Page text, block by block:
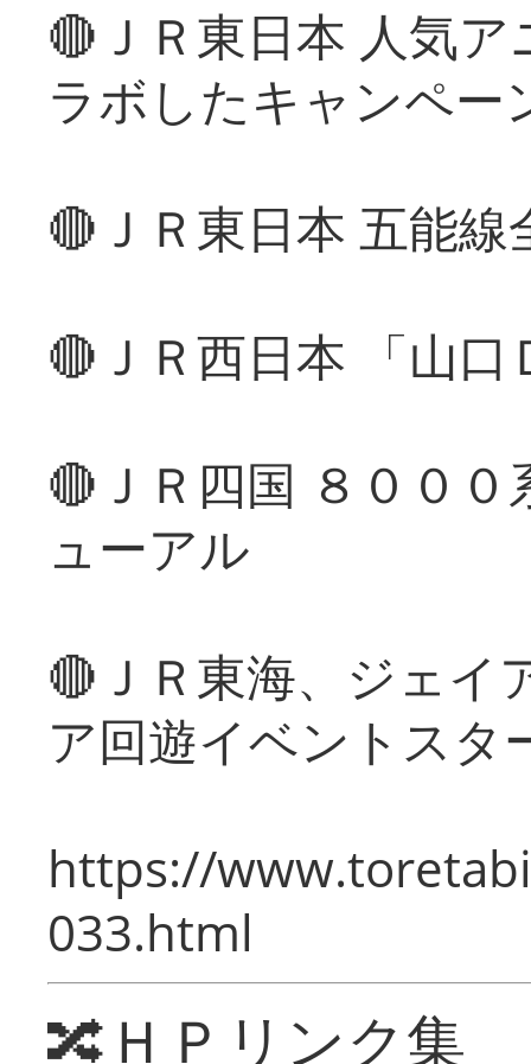
🔴ＪＲ東日本 人気
ラボしたキャンペー
🔴ＪＲ東日本 五能
🔴ＪＲ西日本 「山
🔴ＪＲ四国 ８００
ューアル
🔴ＪＲ東海、ジェイ
ア回遊イベントスタ
https://
033.html
🔀ＨＰリンク集